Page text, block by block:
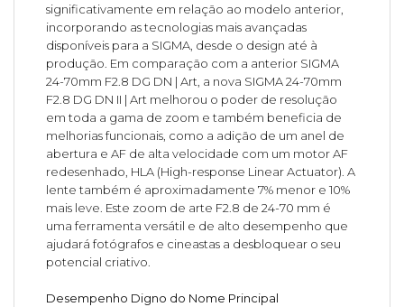
significativamente em relação ao modelo anterior,
incorporando as tecnologias mais avançadas
disponíveis para a SIGMA, desde o design até à
produção. Em comparação com a anterior SIGMA
24-70mm F2.8 DG DN | Art, a nova SIGMA 24-70mm
F2.8 DG DN II | Art melhorou o poder de resolução
em toda a gama de zoom e também beneficia de
melhorias funcionais, como a adição de um anel de
abertura e AF de alta velocidade com um motor AF
redesenhado, HLA (High-response Linear Actuator). A
lente também é aproximadamente 7% menor e 10%
mais leve. Este zoom de arte F2.8 de 24-70 mm é
uma ferramenta versátil e de alto desempenho que
ajudará fotógrafos e cineastas a desbloquear o seu
potencial criativo.
Desempenho Digno do Nome Principal